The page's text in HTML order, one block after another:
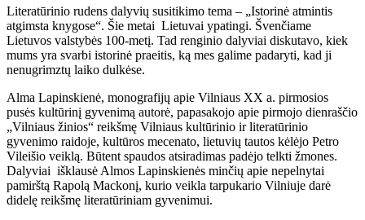
Literatūrinio rudens dalyvių susitikimo tema – „Istorinė atmintis
atgimsta knygose“. Šie metai Lietuvai ypatingi. Švenčiame
Lietuvos valstybės 100-metį. Tad renginio dalyviai diskutavo, kiek
mums yra svarbi istorinė praeitis, ką mes galime padaryti, kad ji
nenugrimztų laiko dulkėse.
Alma Lapinskienė, monografijų apie Vilniaus XX a. pirmosios
pusės kultūrinį gyvenimą autorė, papasakojo apie pirmojo dienraščio
„Vilniaus žinios“ reikšmę Vilniaus kultūrinio ir literatūrinio
gyvenimo raidoje, kultūros mecenato, lietuvių tautos kėlėjo Petro
Vileišio veiklą. Būtent spaudos atsiradimas padėjo telkti žmones.
Dalyviai išklausė Almos Lapinskienės minčių apie nepelnytai
pamirštą Rapolą Mackonį, kurio veikla tarpukario Vilniuje darė
didelę reikšmę literatūriniam gyvenimui.